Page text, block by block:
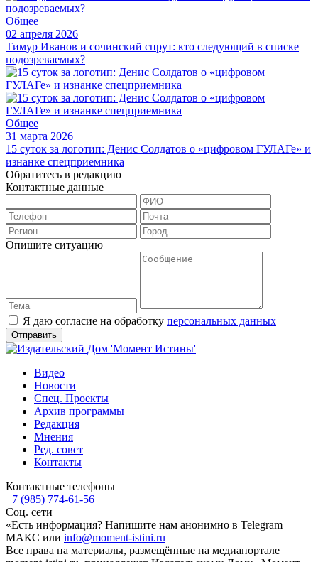
Общее
02 апреля 2026
Тимур Иванов и сочинский спрут: кто следующий в списке
подозреваемых?
Общее
31 марта 2026
15 суток за логотип: Денис Солдатов о «цифровом ГУЛАГе» и
изнанке спецприемника
Обратитесь в редакцию
Контактные данные
Опишите ситуацию
Я даю согласие на обработку персональных данных
Видео
Новости
Спец. Проекты
Архив программы
Редакция
Мнения
Ред. совет
Контакты
Контактные телефоны
+7 (985) 774-61-56
Соц. сети
«Есть информация? Напишите нам анонимно в Telegram
МАКС или info@moment-istini.ru
Все права на материалы, размещённые на медиапортале